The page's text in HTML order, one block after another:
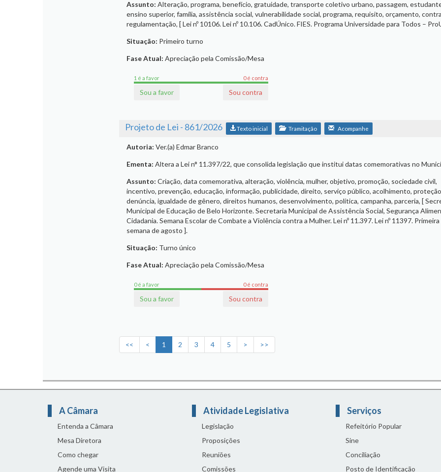
Assunto: Alteração, programa, benefício, gratuidade, transporte coletivo urbano, passagem,
ensino superior, família, assistência social, vulnerabilidade social, programa, requisito, orçamento,
regulamentação, [ Lei nº 10106. Lei nº 10.106. CadÚnico. FIES. Programa Universidade para Todos –
Situação: Primeiro turno
Fase Atual: Apreciação pela Comissão/Mesa
1 é a favor 0 é contra
Sou a favor Sou contra
Projeto de Lei - 861/2026 Texto inicial Tramitação Acompanhe
Autoria: Ver.(a) Edmar Branco
Ementa: Altera a Lei n° 11.397/22, que consolida legislação que institui datas comemorativas no
Assunto: Criação, data comemorativa, alteração, violência, mulher, objetivo, promoção, sociedade civil,
incentivo, prevenção, educação, informação, publicidade, direito, serviço público, acolhimento,
denúncia, igualdade de gênero, direitos humanos, desenvolvimento, política, campanha, parceria, [
Municipal de Educação de Belo Horizonte. Secretaria Municipal de Assistência Social, Segurança
Cidadania. Semana Escolar de Combate a Violência contra a Mulher. Lei nº 11.397. Lei nº 11397. Primeira
semana de agosto ].
Situação: Turno único
Fase Atual: Apreciação pela Comissão/Mesa
0 é a favor 0 é contra
Sou a favor Sou contra
<< < 1 2 3 4 5 > >>
A Câmara
Entenda a Câmara
Mesa Diretora
Como chegar
Agende uma Visita
Atividade Legislativa
Legislação
Proposições
Reuniões
Comissões
Serviços
Refeitório Popular
Sine
Conciliação
Posto de Identificação